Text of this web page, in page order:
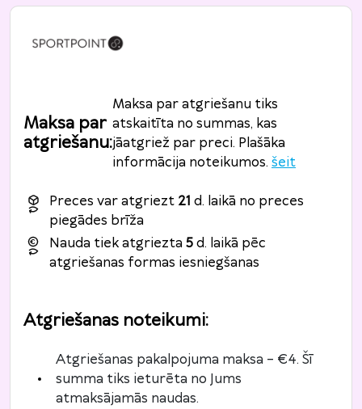
Maksa par
atgriešanu:
Maksa par atgriešanu tiks
atskaitīta no summas, kas
jāatgriež par preci. Plašāka
informācija noteikumos. šeit
Preces var atgriezt 21 d. laikā no preces
piegādes brīža
Nauda tiek atgriezta 5d. laikā pēc
atgriešanas formas iesniegšanas
Atgriešanas noteikumi:
Atgriešanas pakalpojuma maksa – €4. Šī
summa tiks ieturēta no Jums
atmaksājamās naudas.